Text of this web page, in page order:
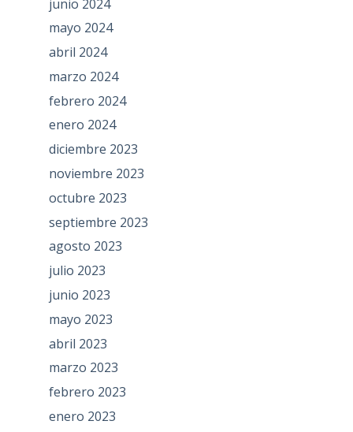
junio 2024
mayo 2024
abril 2024
marzo 2024
febrero 2024
enero 2024
diciembre 2023
noviembre 2023
octubre 2023
septiembre 2023
agosto 2023
julio 2023
junio 2023
mayo 2023
abril 2023
marzo 2023
febrero 2023
enero 2023